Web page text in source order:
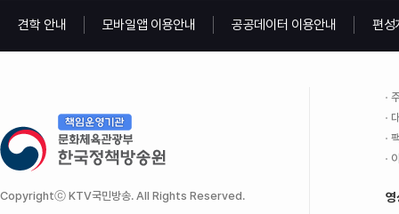
견학 안내 모바일앱 이용안내 공공데이터 이용안내 편성
Copyrightⓒ KTV국민방송. All Rights Reserved. 영